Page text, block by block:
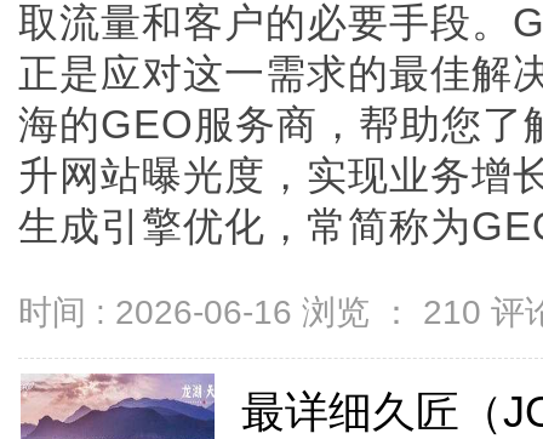
取流量和客户的必要手段。
正是应对这一需求的最佳解
海的GEO服务商，帮助您了
升网站曝光度，实现业务增
生成引擎优化，常简称为
时间 : 2026-06-16 浏览 ： 210 评
最详细久匠（